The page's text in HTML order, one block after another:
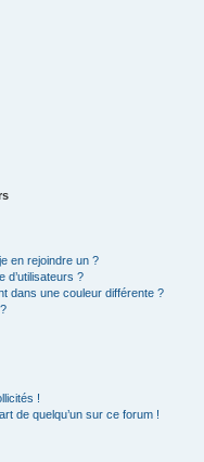
en rejoindre un ?
d’utilisateurs ?
dans une couleur différente ?
!
de quelqu’un sur ce forum !